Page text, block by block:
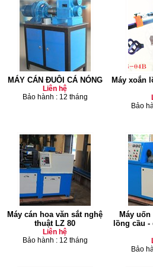
MÁY CÁN ĐUÔI CÁ NÓNG
Liên hệ
Bảo hành : 12 tháng
Máy xoắn
Bảo
Máy cán hoa văn sắt nghệ
thuật LZ 80
Liên hệ
Bảo hành : 12 tháng
Máy
lồng cầu -
Bảo